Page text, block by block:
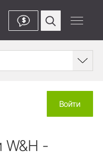
$
Войти
W&H -